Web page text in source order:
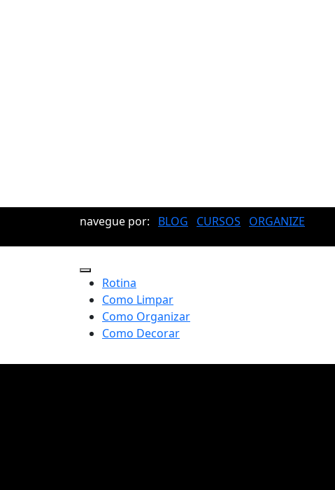
navegue por: BLOG CURSOS ORGANIZE
Rotina
Como Limpar
Como Organizar
Como Decorar